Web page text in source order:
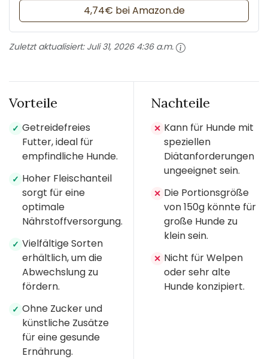
4,74€ bei Amazon.de
Zuletzt aktualisiert: Juli 31, 2026 4:36 a.m.
Vorteile
✓ Getreidefreies
Futter, ideal für
empfindliche Hunde.
✓ Hoher Fleischanteil
sorgt für eine
optimale
Nährstoffversorgung.
✓ Vielfältige Sorten
erhältlich, um die
Abwechslung zu
fördern.
✓ Ohne Zucker und
künstliche Zusätze
für eine gesunde
Ernährung.
Nachteile
✕ Kann für Hunde mit
speziellen
Diätanforderungen
ungeeignet sein.
✕ Die Portionsgröße
von 150g könnte für
große Hunde zu
klein sein.
✕ Nicht für Welpen
oder sehr alte
Hunde konzipiert.